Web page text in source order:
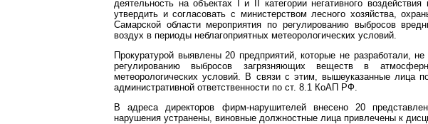
деятельность на объектах I и II категории негативного
утвердить и согласовать с министерством лесного хозяйства,
Самарской области мероприятия по регулированию выбросов
воздух в периоды неблагоприятных метеорологических условий.
Прокуратурой выявлены 20 предприятий, которые не разработали,
регулированию выбросов загрязняющих веществ в
метеорологических условий. В связи с этим, вышеуказанные лица
административной ответственности по ст. 8.1 КоАП РФ.
В адреса директоров фирм-нарушителей внесено 20
нарушения устранены, виновные должностные лица привлечены к